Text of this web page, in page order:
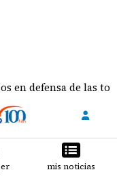
de las tortugas
mis noticias